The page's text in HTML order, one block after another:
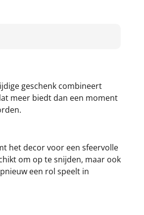
geschenk combineert
meer biedt dan een moment
het decor voor een sfeervolle
om op te snijden, maar ook
een rol speelt in